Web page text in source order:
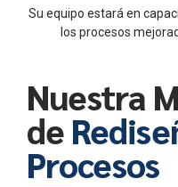
Su equipo estará en
los procesos
Nuestra
de
Procesos